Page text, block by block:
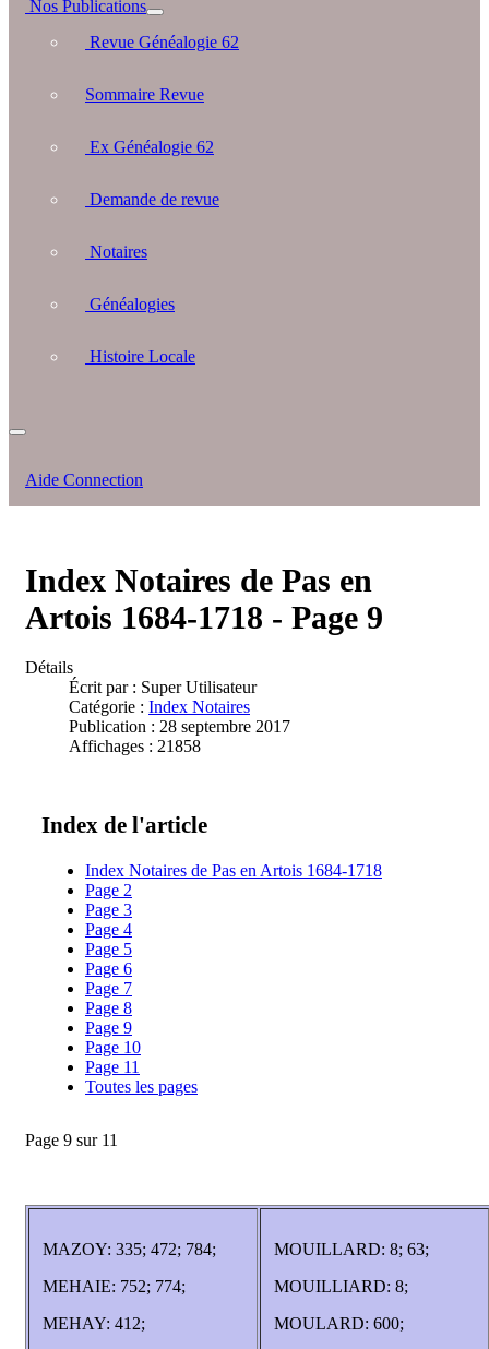
Nos Publications
Revue Généalogie 62
Sommaire Revue
Ex Généalogie 62
Demande de revue
Notaires
Généalogies
Histoire Locale
Aide Connection
Index Notaires de Pas en
Artois 1684-1718 - Page 9
Détails
Écrit par : Super Utilisateur
Catégorie : Index Notaires
Publication : 28 septembre 2017
Affichages : 21858
Index de l'article
Index Notaires de Pas en Artois 1684-1718
Page 2
Page 3
Page 4
Page 5
Page 6
Page 7
Page 8
Page 9
Page 10
Page 11
Toutes les pages
Page 9 sur 11
MAZOY: 335; 472; 784;
MEHAIE: 752; 774;
MEHAY: 412;
MOUILLARD: 8; 63;
MOUILLIARD: 8;
MOULARD: 600;